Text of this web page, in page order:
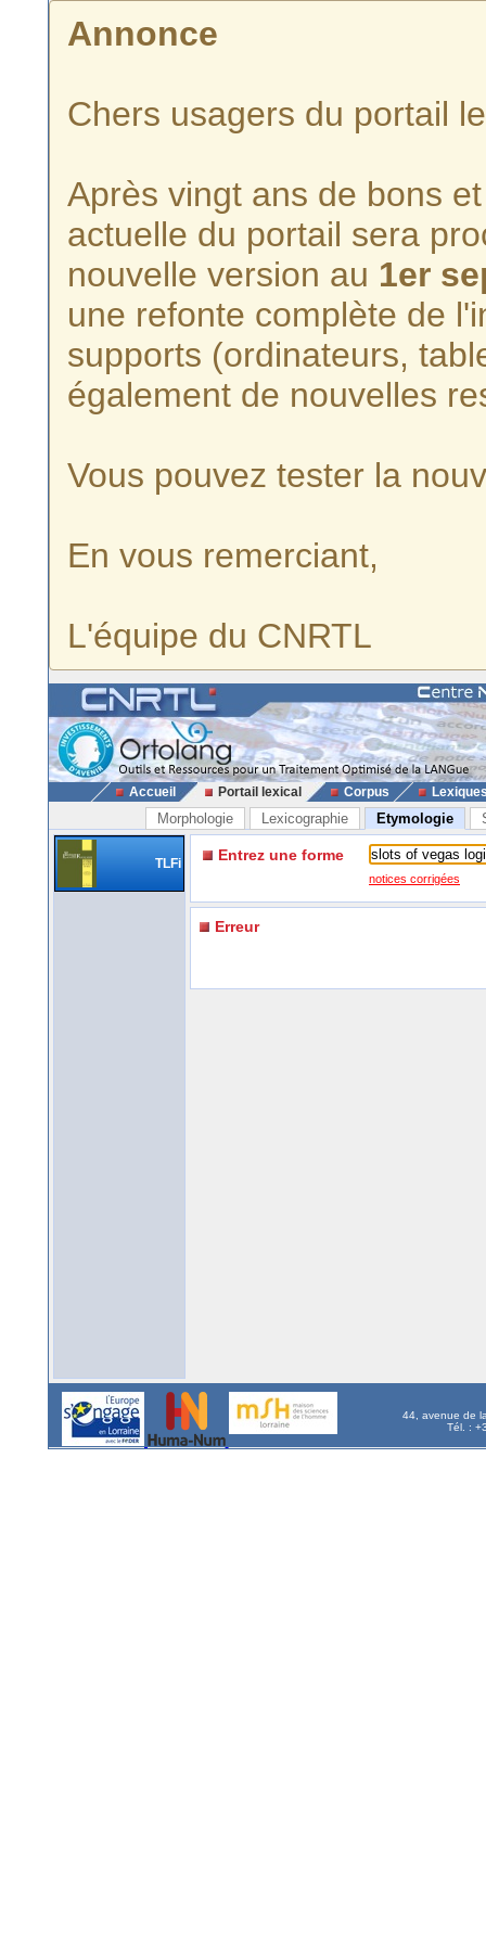
Annonce
Chers usagers du portail
Après vingt ans de bons
actuelle du portail sera
nouvelle version au 1er
une refonte complète de
supports (ordinateurs,
également de nouvelles
Vous pouvez tester la
En vous remerciant,
L'équipe du CNRTL
Accueil Portail lexical Corpus
Morphologie Lexicographie Etymologie
TLFi Entrez une forme
notices corrigées
Erreur
44, avenue de
Tél. :